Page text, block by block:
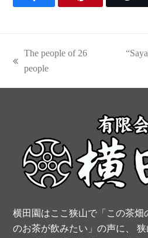
F
e
b
k
P
e
t
T
t
r
previous
The people of 26
people
横田園はここ狭山で「この茶畑
のお茶が飲みたい」の声に、